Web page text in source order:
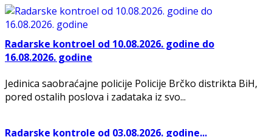
Radarske kontroel od 10.08.2026. godine do
16.08.2026. godine
Jedinica saobraćajne policije Policije Brčko distrikta BiH,
pored ostalih poslova i zadataka iz svo...
Radarske kontrole od 03.08.2026. godine...